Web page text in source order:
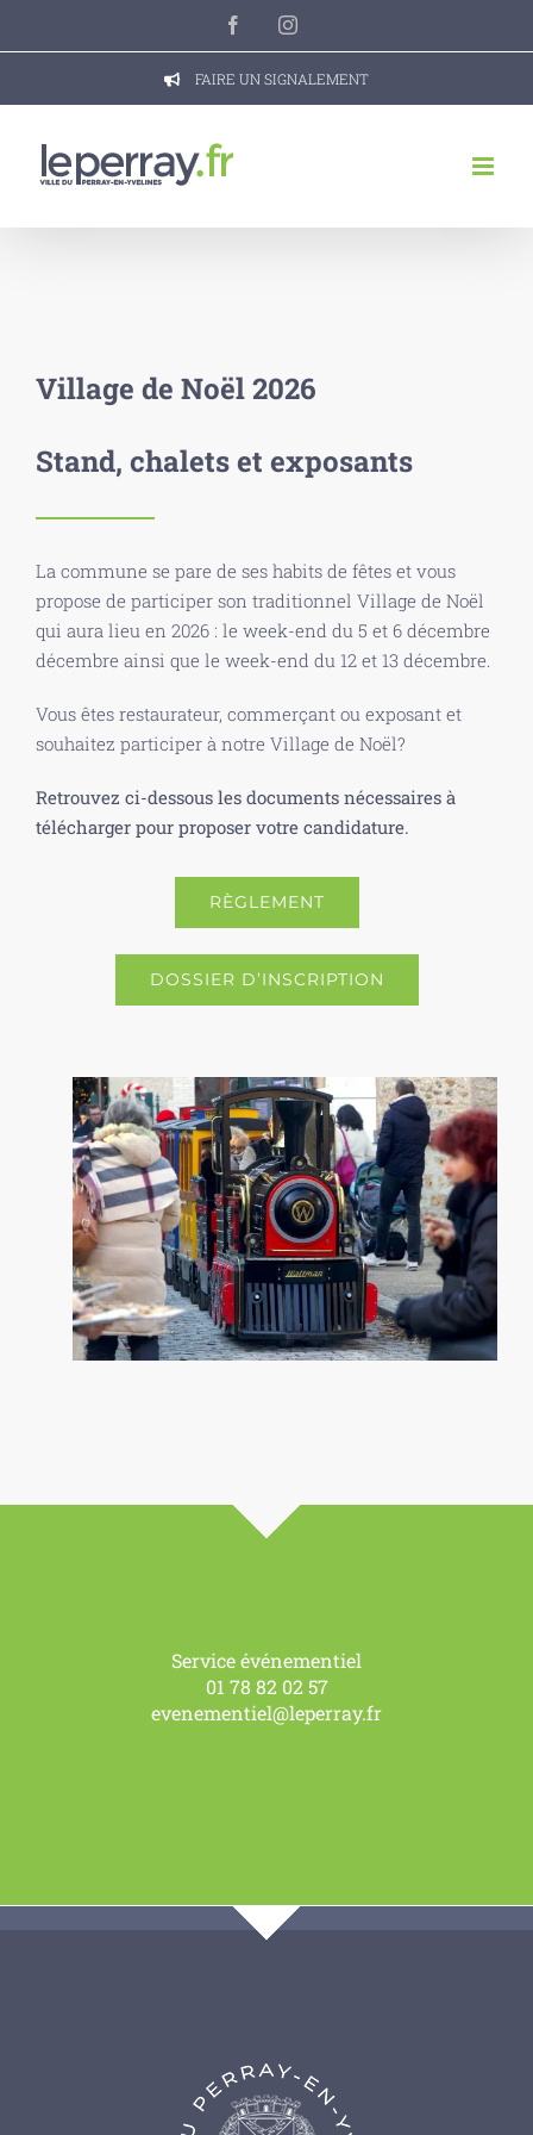
FacebookInstagram
FAIRE UN SIGNALEMENT
Village de Noël 2026
Stand, chalets et exposants
La commune se pare de ses habits de fêtes et vous
propose de participer son traditionnel Village de Noël
qui aura lieu en 2026 : le week-end du 5 et 6 décembre
décembre ainsi que le week-end du 12 et 13 décembre.
Vous êtes restaurateur, commerçant ou exposant et
souhaitez participer à notre Village de Noël?
Retrouvez ci-dessous les documents nécessaires à
télécharger pour proposer votre candidature.
RÈGLEMENT
DOSSIER D’INSCRIPTION
Service événementiel
01 78 82 02 57
evenementiel@leperray.fr